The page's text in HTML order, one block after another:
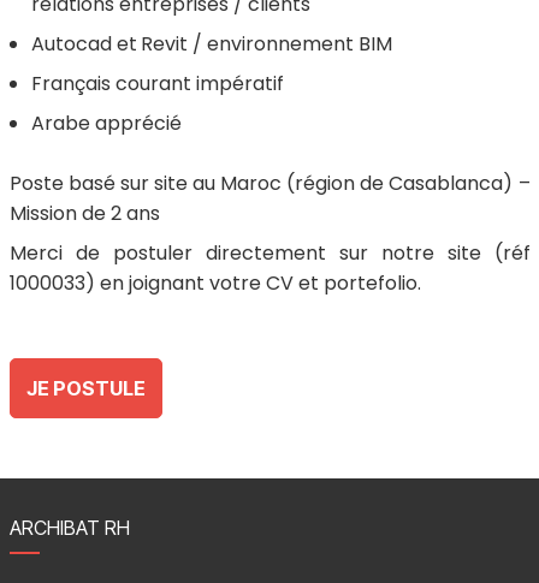
Autocad et Revit / environnement BIM
Français courant impératif
Arabe apprécié
Poste basé sur site au Maroc (région de Casablanca) –
Mission de 2 ans
Merci de postuler directement sur notre site (réf
1000033) en joignant votre CV et portefolio.
JE POSTULE
ARCHIBAT RH